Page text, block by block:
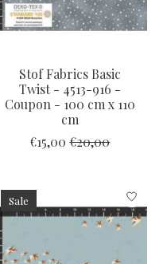
Stof Fabrics Basic
Twist - 4513-916 -
Coupon - 100 cm x 110
cm
€15,00 €20,00
Sale